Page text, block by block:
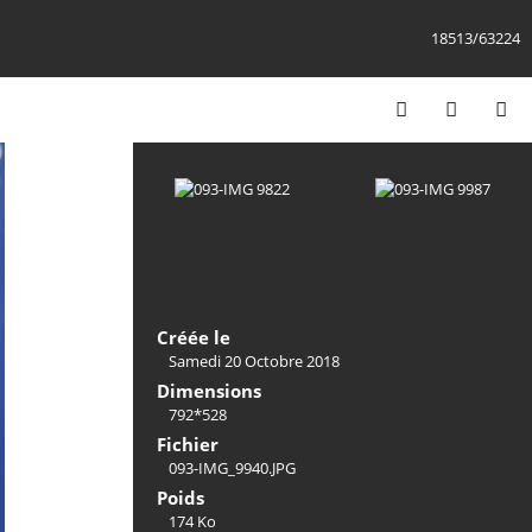
18513/63224
Créée le
Samedi 20 Octobre 2018
Dimensions
792*528
Fichier
093-IMG_9940.JPG
Poids
174 Ko